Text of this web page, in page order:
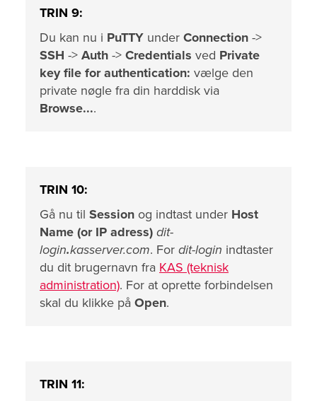
TRIN 9:
Du kan nu i PuTTY under Connection ->
SSH -> Auth -> Credentials ved Private
key file for authentication: vælge den
private nøgle fra din harddisk via
Browse....
TRIN 10:
Gå nu til Session og indtast under Host
Name (or IP adress) dit-
login.kasserver.com. For dit-login indtaster
du dit brugernavn fra KAS (teknisk
administration). For at oprette forbindelsen
skal du klikke på Open.
TRIN 11: